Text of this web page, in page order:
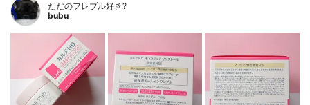
ただのフレブル好き?
bubu